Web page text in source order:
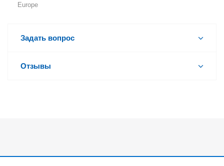
Europe
Задать вопрос
Отзывы